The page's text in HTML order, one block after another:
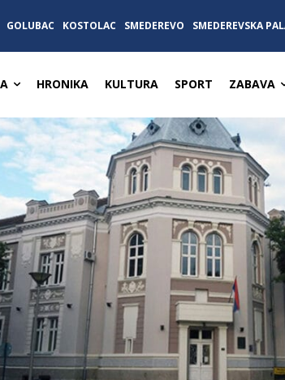
GOLUBAC KOSTOLAC SMEDEREVO SMEDEREVSKA
HRONIKA KULTURA SPORT ZABAVA